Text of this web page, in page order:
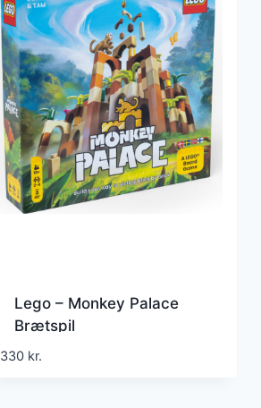
Lego – Monkey Palace
Brætspil
330 kr.